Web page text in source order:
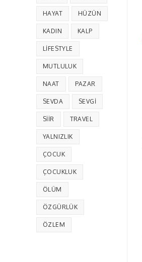
HAYAT HÜZÜN
KADIN KALP
LIFESTYLE
MUTLULUK
NAAT PAZAR
SEVDA SEVGI
SIIR TRAVEL
YALNIZLIK
ÇOCUK
ÇOCUKLUK
ÖLÜM
ÖZGÜRLÜK
ÖZLEM